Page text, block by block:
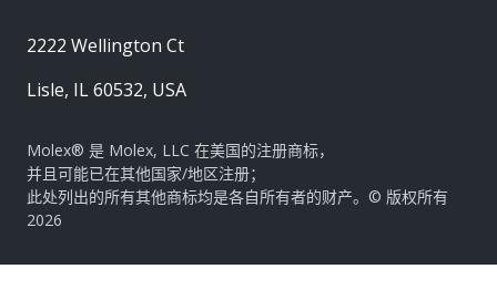
2222 Wellington Ct
Lisle, IL 60532, USA
Molex® 是 Molex, LLC 在美国的注册商标，
并且可能已在其他国家/地区注册；
此处列出的所有其他商标均是各自所有者的财产。© 版权所有
2026